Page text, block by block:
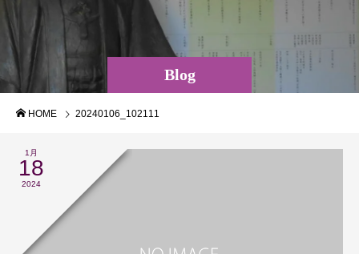
Blog
HOME 20240106_102111
1月
18
2024